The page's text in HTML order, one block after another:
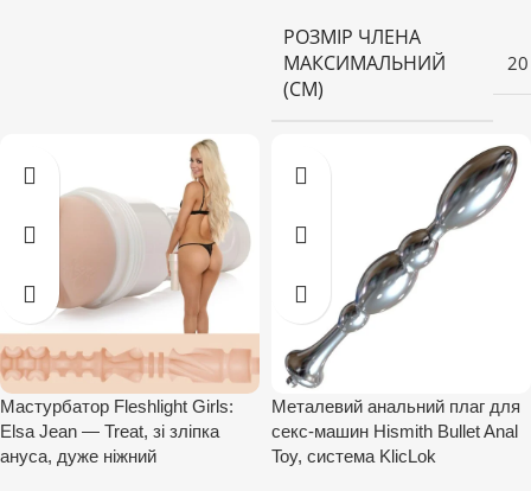
РОЗМІР ЧЛЕНА
МАКСИМАЛЬНИЙ
(СМ)
20
Мастурбатор Fleshlight Girls:
Elsa Jean — Treat, зі зліпка
ануса, дуже ніжний
Металевий анальний плаг для
секс-машин Hismith Bullet Anal
Toy, система KlicLok